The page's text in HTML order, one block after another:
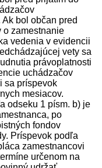
bol občan pred
o zamestnanie
vedenia v evidencii
vety sa
právoplatnosti
uchádzačov
sa príspevok
mesiacov.
odseku 1 písm. b) je
po
fondov
Príspevok podľa
zamestnancovi
určenom na